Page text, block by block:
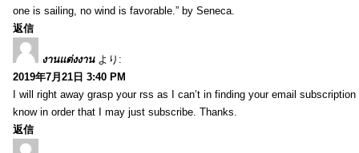
one is sailing, no wind is favorable.” by Seneca.
返信
งานแต่งงาน より:
2019年7月21日 3:40 PM
I will right away grasp your rss as I can’t in finding your email
know in order that I may just subscribe. Thanks.
返信